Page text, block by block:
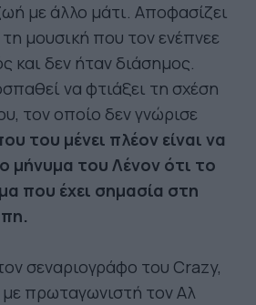
με άλλο μάτι. Αποφασίζει
μουσική που τον ενέπνεε
και δεν ήταν διάσημος.
να φτιάξει τη σχέση
τον οποίο δεν γνώρισε
του μένει πλέον είναι να
μήνυμα του Λένον ότι το
που έχει σημασία στη
σεναριογράφο του Crazy,
πρωταγωνιστή τον Αλ